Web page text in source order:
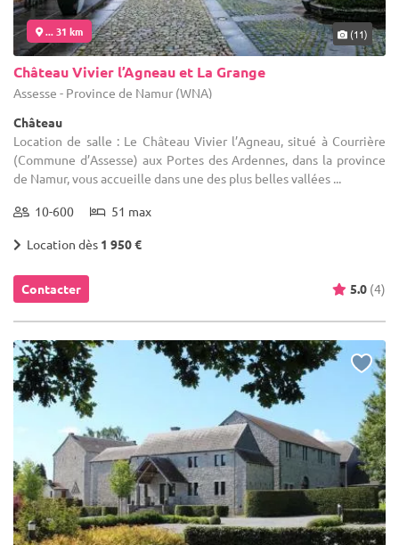
... 31 km (11)
Château Vivier l’Agneau et La Grange
Assesse - Province de Namur (WNA)
Château
Location de salle : Le Château Vivier l’Agneau, situé à Courrière
(Commune d’Assesse) aux Portes des Ardennes, dans la province
de Namur, vous accueille dans une des plus belles vallées ...
10-600 51 max
Location dès 1 950 €
Contacter 5.0 (4)